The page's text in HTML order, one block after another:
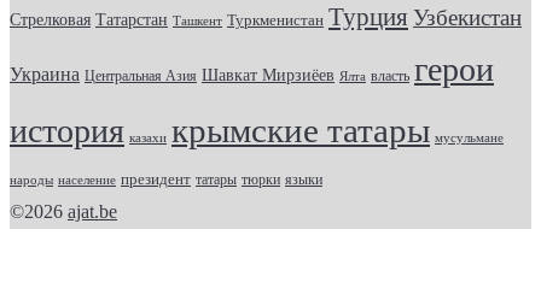
Стрелковая Татарстан Ташкент Туркменистан Турция Узбекистан
Украина Центральная Азия Шавкат Мирзиёев Ялта власть герои
история казахи крымские татары мусульмане
народы население президент татары тюрки языки
©2026 ajat.be